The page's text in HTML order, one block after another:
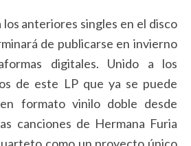
anteriores singles en el disco
de publicarse en invierno
digitales. Unido a los
de este LP que ya se puede
formato vinilo doble desde
canciones de Hermana Furia